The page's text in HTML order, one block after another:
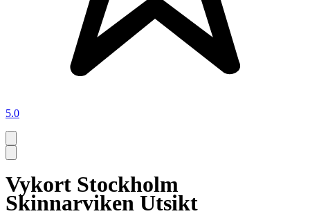
5.0
Vykort Stockholm
Skinnarviken Utsikt